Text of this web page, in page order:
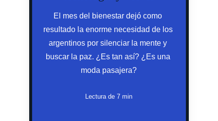
El mes del bienestar dejó como
resultado la enorme necesidad de los
argentinos por silenciar la mente y
buscar la paz. ¿Es tan así? ¿Es una
moda pasajera?
Lectura de 7 min